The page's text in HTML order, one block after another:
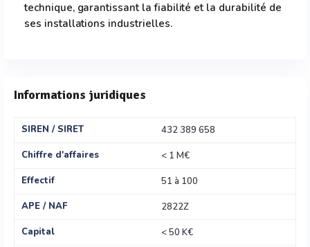
technique, garantissant la fiabilité et la durabilité de
ses installations industrielles.
Informations juridiques
SIREN / SIRET
432 389 658
Chiffre d'affaires
< 1 M€
Effectif
51 à 100
APE / NAF
2822Z
Capital
< 50 K€